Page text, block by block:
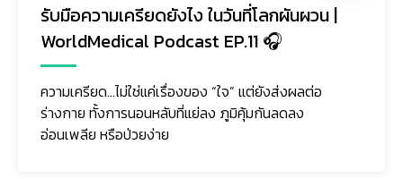
รับมือความเครียดยังไง ในวันที่โลกผันผวน |
WorldMedical Podcast EP.11 🎧
ความเครียด…ไม่ใช่แค่เรื่องของ “ใจ” แต่ยังส่งผลต่อ
ร่างกาย ทั้งการนอนหลับที่แย่ลง ภูมิคุ้มกันลดลง
อ่อนเพลีย หรือป่วยง่าย